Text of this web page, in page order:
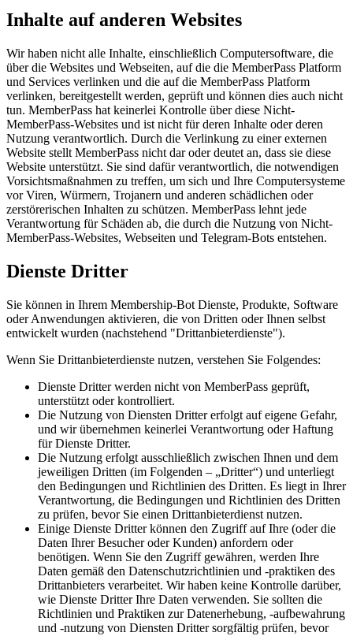
Inhalte auf anderen Websites
Wir haben nicht alle Inhalte, einschließlich Computersoftware, die
über die Websites und Webseiten, auf die die MemberPass Platform
und Services verlinken und die auf die MemberPass Platform
verlinken, bereitgestellt werden, geprüft und können dies auch nicht
tun. MemberPass hat keinerlei Kontrolle über diese Nicht-
MemberPass-Websites und ist nicht für deren Inhalte oder deren
Nutzung verantwortlich. Durch die Verlinkung zu einer externen
Website stellt MemberPass nicht dar oder deutet an, dass sie diese
Website unterstützt. Sie sind dafür verantwortlich, die notwendigen
Vorsichtsmaßnahmen zu treffen, um sich und Ihre Computersysteme
vor Viren, Würmern, Trojanern und anderen schädlichen oder
zerstörerischen Inhalten zu schützen. MemberPass lehnt jede
Verantwortung für Schäden ab, die durch die Nutzung von Nicht-
MemberPass-Websites, Webseiten und Telegram-Bots entstehen.
Dienste Dritter
Sie können in Ihrem Membership-Bot Dienste, Produkte, Software
oder Anwendungen aktivieren, die von Dritten oder Ihnen selbst
entwickelt wurden (nachstehend "Drittanbieterdienste").
Wenn Sie Drittanbieterdienste nutzen, verstehen Sie Folgendes:
Dienste Dritter werden nicht von MemberPass geprüft,
unterstützt oder kontrolliert.
Die Nutzung von Diensten Dritter erfolgt auf eigene Gefahr,
und wir übernehmen keinerlei Verantwortung oder Haftung
für Dienste Dritter.
Die Nutzung erfolgt ausschließlich zwischen Ihnen und dem
jeweiligen Dritten (im Folgenden – „Dritter“) und unterliegt
den Bedingungen und Richtlinien des Dritten. Es liegt in Ihrer
Verantwortung, die Bedingungen und Richtlinien des Dritten
zu prüfen, bevor Sie einen Drittanbieterdienst nutzen.
Einige Dienste Dritter können den Zugriff auf Ihre (oder die
Daten Ihrer Besucher oder Kunden) anfordern oder
benötigen. Wenn Sie den Zugriff gewähren, werden Ihre
Daten gemäß den Datenschutzrichtlinien und -praktiken des
Drittanbieters verarbeitet. Wir haben keine Kontrolle darüber,
wie Dienste Dritter Ihre Daten verwenden. Sie sollten die
Richtlinien und Praktiken zur Datenerhebung, -aufbewahrung
und -nutzung von Diensten Dritter sorgfältig prüfen, bevor